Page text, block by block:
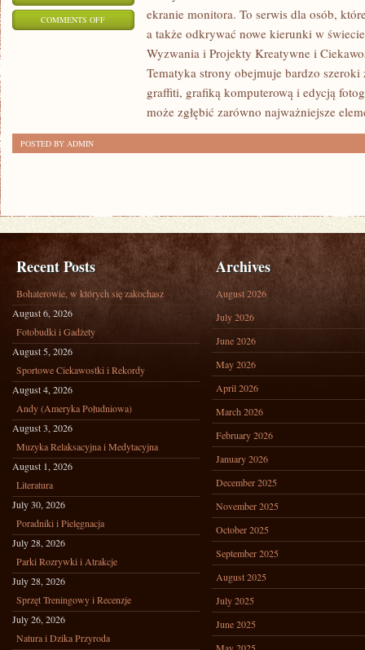
COMMENTS OFFON
ekranie monitora. To serwis dla osób,
a także odkrywać nowe kierunki w
Wyzwania i Projekty Kreatywne i
Tematyka strony obejmuje bardzo
graffiti, grafiką komputerową i edycją
może zgłębić zarówno najważniejsze
POSTED BY ADMIN
Recent Posts
Bohaterowie, w których się zakochasz
August 6, 2026
Fotobudki i Gadżety
August 5, 2026
Sportowe Ciekawostki i Rekordy
August 4, 2026
Andy (Ameryka Południowa)
August 3, 2026
Muzyka Relaksacyjna i Medytacyjna
August 1, 2026
Literatura
July 30, 2026
Poradniki i Pielęgnacja
July 28, 2026
Parki Rozrywki i Atrakcje
July 28, 2026
Sprzęt Treningowy i Recenzje
July 26, 2026
Natura i Dzika Przyroda
Archives
August 2026
July 2026
June 2026
May 2026
April 2026
March 2026
February 2026
January 2026
December 2025
November 2025
October 2025
September 2025
August 2025
July 2025
June 2025